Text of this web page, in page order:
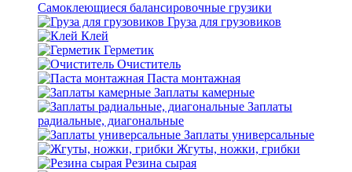
Самоклеющиеся балансировочные грузики
Груза для грузовиков
Клей
Герметик
Очиститель
Паста монтажная
Заплаты камерные
Заплаты
радиальные, диагональные
Заплаты универсальные
Жгуты, ножки, грибки
Резина сырая